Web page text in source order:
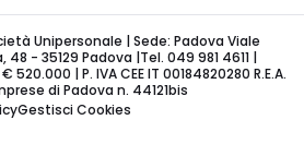
Unipersonale | Sede: Padova Viale
- 35129 Padova |Tel. 049 981 4611 |
| P. IVA CEE IT 00184820280 R.E.A.
di Padova n. 44121bis
Gestisci Cookies